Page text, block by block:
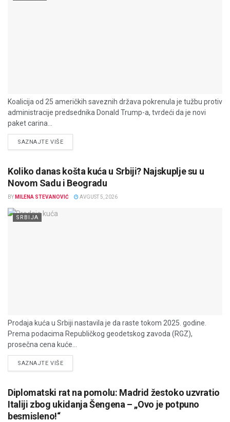
Koalicija od 25 američkih saveznih država pokrenula je tužbu protiv
administracije predsednika Donald Trump-a, tvrdeći da je novi
paket carina...
SAZNAJTE VIŠEDETAILS
Koliko danas košta kuća u Srbiji? Najskuplje su u
Novom Sadu i Beogradu
BY MILENA STEVANOVIĆ AVGUST 5, 2026
SRBIJA
Prodaja kuća u Srbiji nastavila je da raste tokom 2025. godine.
Prema podacima Republičkog geodetskog zavoda (RGZ),
prosečna cena kuće...
SAZNAJTE VIŠEDETAILS
Diplomatski rat na pomolu: Madrid žestoko uzvratio
Italiji zbog ukidanja Šengena – „Ovo je potpuno
besmisleno!“